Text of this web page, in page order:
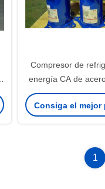
Compresor de
energía CA de
SZ120S4VC
R134A R407C
Consiga el mejor
1